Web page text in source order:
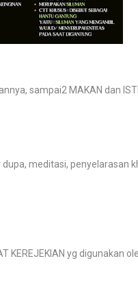
sampai2 MAKAN dan
dupa, meditasi, penyelarasan
KEREJEKIAN yg digunakan